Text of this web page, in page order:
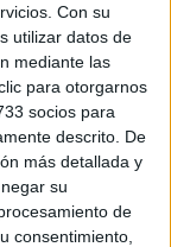
Con su
utilizar datos de
mediante las
para otorgarnos
socios para
descrito. De
más detallada y
su
de
consentimiento,